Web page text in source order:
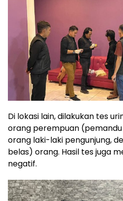
Di lokasi lain, dilakukan tes
orang perempuan
orang laki-laki pengunjung,
belas) orang. Hasil tes juga
negatif.